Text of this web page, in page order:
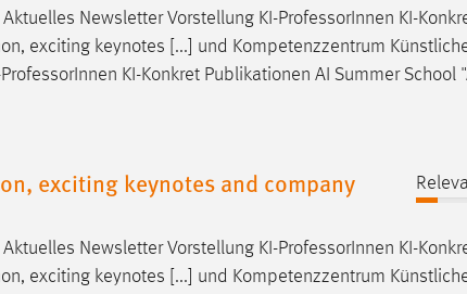
Newsletter Vorstellung KI-ProfessorInnen KI-
exciting keynotes [...] und Kompetenzzentrum
ProfessorInnen KI-Konkret Publikationen AI Summer School
exciting keynotes and company
Newsletter Vorstellung KI-ProfessorInnen KI-
exciting keynotes [...] und Kompetenzzentrum